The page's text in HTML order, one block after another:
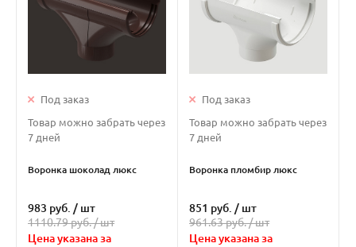
Под заказ
Товар можно забрать через
7 дней
Воронка шоколад люкс
983 руб. / шт
1110.79 руб. /шт
Цена указана за
Под заказ
Товар можно забрать через
7 дней
Воронка пломбир люкс
851 руб. / шт
961.63 руб. /шт
Цена указана за